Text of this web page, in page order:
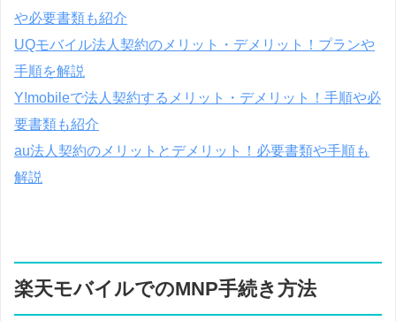
や必要書類も紹介
UQモバイル法人契約のメリット・デメリット！プランや
手順を解説
Y!mobileで法人契約するメリット・デメリット！手順や必
要書類も紹介
au法人契約のメリットとデメリット！必要書類や手順も
解説
楽天モバイルでのMNP手続き方法